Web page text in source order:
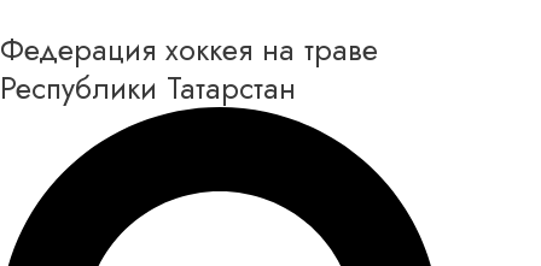
к
содержимому
Федерация хоккея на траве
Республики Татарстан